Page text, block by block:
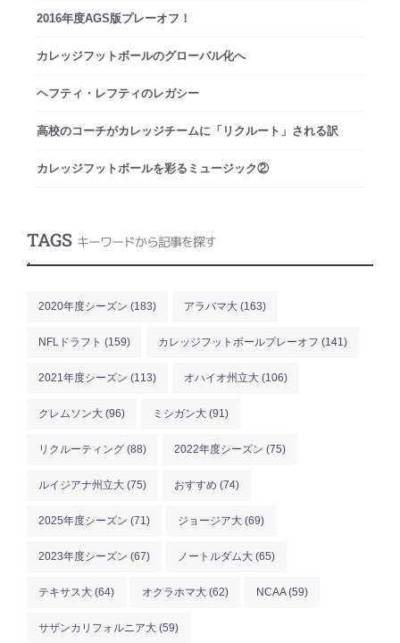
2016年度AGS版プレーオフ！
カレッジフットボールのグローバル化へ
ヘフティ・レフティのレガシー
高校のコーチがカレッジチームに「リクルート」される訳
カレッジフットボールを彩るミュージック②
TAGS キーワードから記事を探す
.
2020年度シーズン (183) アラバマ大 (163)
NFLドラフト (159) カレッジフットボールプレーオフ (141)
2021年度シーズン (113) オハイオ州立大 (106)
クレムソン大 (96) ミシガン大 (91)
リクルーティング (88) 2022年度シーズン (75)
ルイジアナ州立大 (75) おすすめ (74)
2025年度シーズン (71) ジョージア大 (69)
2023年度シーズン (67) ノートルダム大 (65)
テキサス大 (64) オクラホマ大 (62) NCAA(59)
サザンカリフォルニア大 (59)